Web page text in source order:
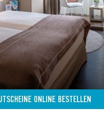
ONLINE BESTELLEN